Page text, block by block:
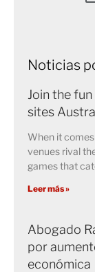
Noticias
Join the
sites
When it
venues rival
games that
Leer más »
Abogado
por
económica